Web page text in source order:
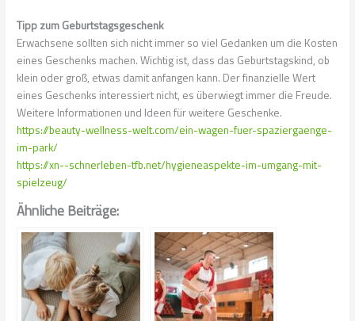
Tipp zum Geburtstagsgeschenk
Erwachsene sollten sich nicht immer so viel Gedanken um die Kosten
eines Geschenks machen. Wichtig ist, dass das Geburtstagskind, ob
klein oder groß, etwas damit anfangen kann. Der finanzielle Wert
eines Geschenks interessiert nicht, es überwiegt immer die Freude.
Weitere Informationen und Ideen für weitere Geschenke.
https://beauty-wellness-welt.com/ein-wagen-fuer-spaziergaenge-
im-park/
https://xn--schnerleben-tfb.net/hygieneaspekte-im-umgang-mit-
spielzeug/
Ähnliche Beiträge: